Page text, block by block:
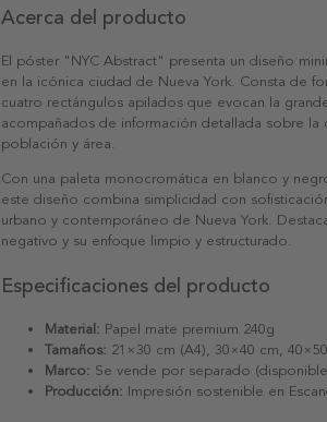
Acerca del producto
El póster "NYC Abstract" presenta un diseño
en la icónica ciudad de Nueva York. Consta de
cuatro rectángulos apilados que evocan la
acompañados de información detallada sobre
población y área.
Con una paleta monocromática en blanco y
este diseño combina simplicidad con
urbano y contemporáneo de Nueva York.
negativo y su enfoque limpio y estructurado.
Especificaciones del producto
Material: Papel mate premium 240g
Tamaños: 21×30 cm (A4), 30×40 cm,
Marco: Se vende por separado
Producción: Impresión sostenible en